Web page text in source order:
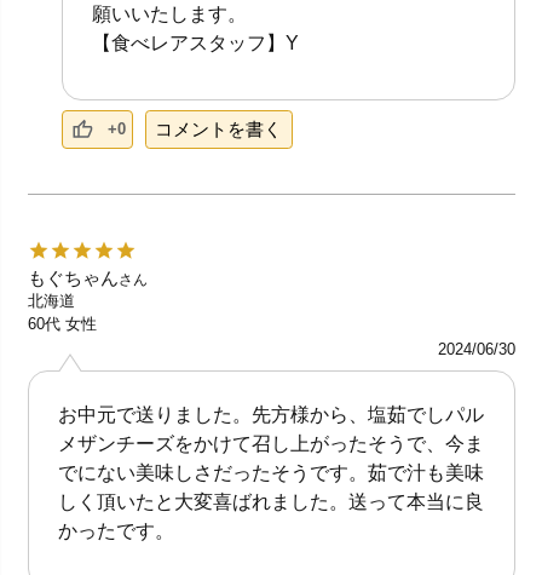
願いいたします。
【食べレアスタッフ】Y
+0 コメントを書く
もぐちゃんさん
北海道
60代 女性
2024/06/30
お中元で送りました。先方様から、塩茹でしパル
メザンチーズをかけて召し上がったそうで、今ま
でにない美味しさだったそうです。茹で汁も美味
しく頂いたと大変喜ばれました。送って本当に良
かったです。